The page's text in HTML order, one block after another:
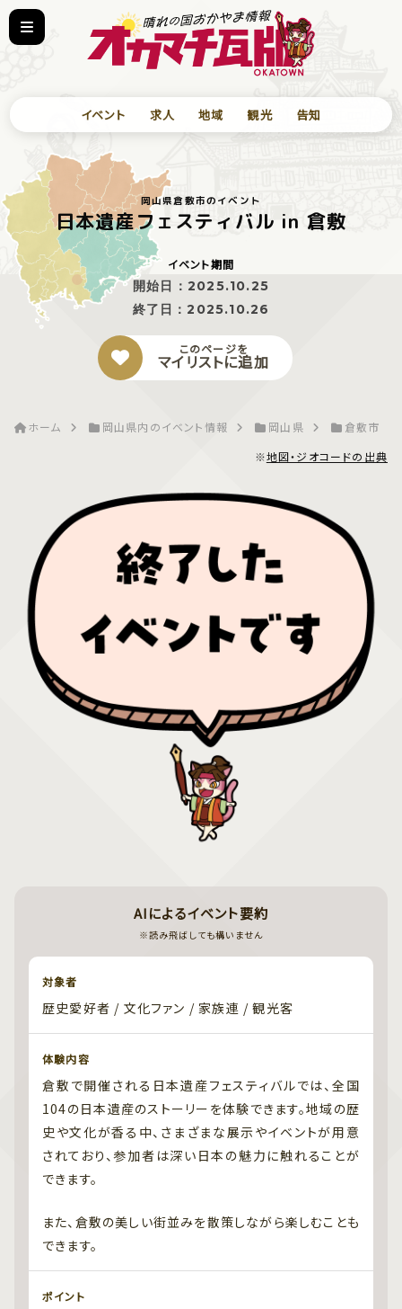
イベント 求人 地域 観光 告知
岡山県倉敷市のイベント
日本遺産フェスティバル in 倉敷
イベント期間
開始日： 2025.10.25
終了日：2025.10.26
このページを
マイリストに追加
ホーム 岡山県内のイベント情報 岡山県
倉敷市
※地図・ジオコードの出典
AIによるイベント要約
※読み飛ばしても構いません
対象者
歴史愛好者 / 文化ファン / 家族連 / 観光客
体験内容
倉敷で開催される日本遺産フェスティバルでは、全国
104の日本遺産のストーリーを体験できます。地域の歴
史や文化が香る中、さまざまな展示やイベントが用意
されており、参加者は深い日本の魅力に触れることが
できます。
また、倉敷の美しい街並みを散策しながら楽しむことも
できます。
ポイント